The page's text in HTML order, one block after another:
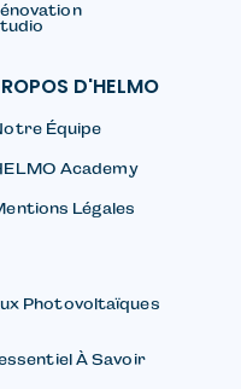
D'HELMO
Équipe
Academy
Légales
Photovoltaïques
À Savoir